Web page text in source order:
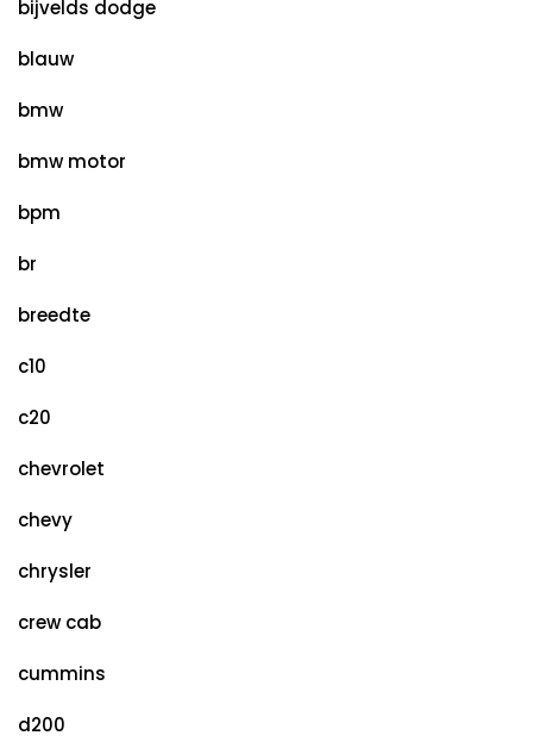
bijvelds dodge
blauw
bmw
bmw motor
bpm
br
breedte
c10
c20
chevrolet
chevy
chrysler
crew cab
cummins
d200